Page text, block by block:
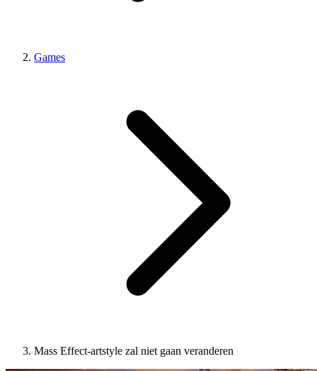
Games
Mass Effect-artstyle zal niet gaan veranderen